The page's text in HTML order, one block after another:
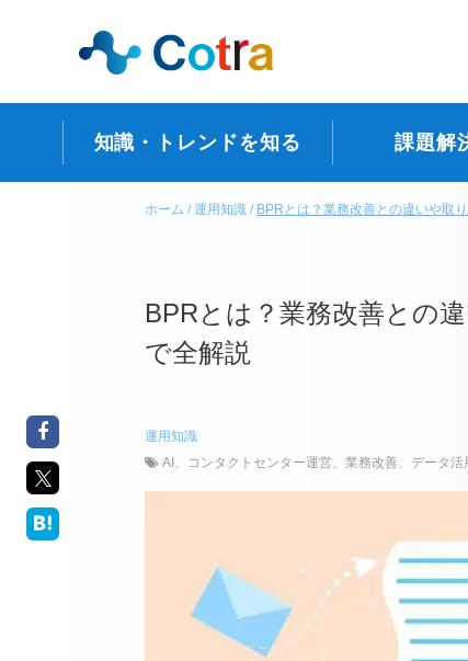
知識・トレンドを知る 課題解
ホーム 運用知識 BPRとは？業務改善との違いや取
BPRとは？業務改善との
で全解説
運用知識
AI 、 コンタクトセンター運営、 業務改善、 データ活